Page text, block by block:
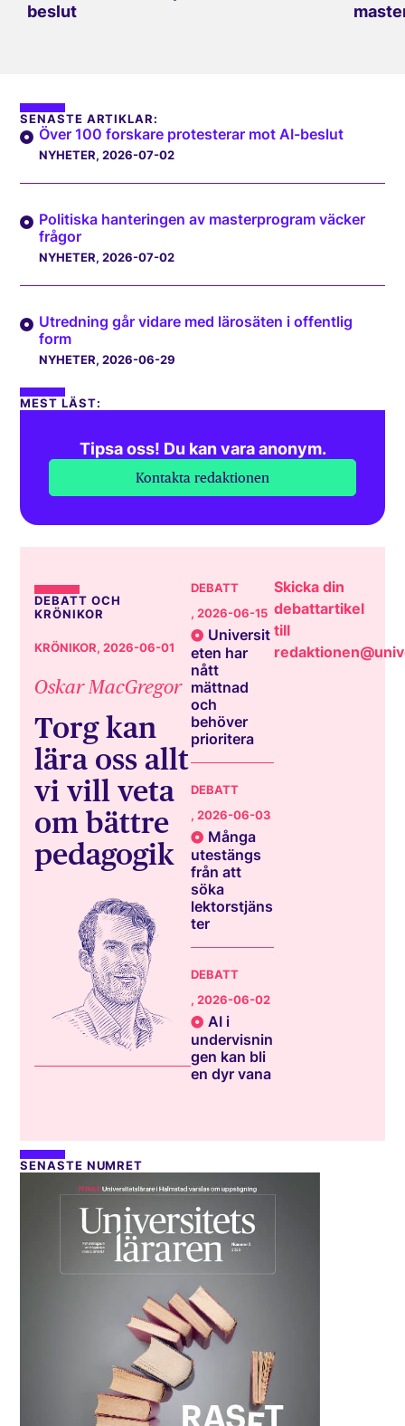
beslut
SENASTE ARTIKLAR:
Över 100 forskare protesterar mot AI-beslut
NYHETER, 2026-07-02
Politiska hanteringen av masterprogram väcker
frågor
NYHETER, 2026-07-02
Utredning går vidare med lärosäten i offentlig
form
NYHETER, 2026-06-29
MEST LÄST:
Tipsa oss! Du kan vara anonym.
Kontakta redaktionen
DEBATT OCH
KRÖNIKOR
KRÖNIKOR, 2026-06-01
Oskar MacGregor
Torg kan
lära oss allt
vi vill veta
om bättre
pedagogik
DEBATT
, 2026-06-15
Universit
eten har
nått
mättnad
och
behöver
prioritera
DEBATT
, 2026-06-03
Många
utestängs
från att
söka
lektorstjäns
ter
DEBATT
, 2026-06-02
AI i
undervisnin
gen kan bli
en dyr vana
Skicka din
debattartikel
till
SENASTE NUMRET